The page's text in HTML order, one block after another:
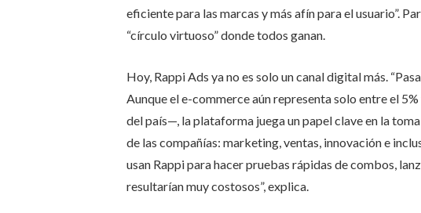
eficiente para las marcas y más afín para el usuario”.
“círculo virtuoso” donde todos ganan.
Hoy, Rappi Ads ya no es solo un canal digital más.
Aunque el e-commerce aún representa solo entre el
del país—, la plataforma juega un papel clave en la
de las compañías: marketing, ventas, innovación e
usan Rappi para hacer pruebas rápidas de combos,
resultarían muy costosos”, explica.